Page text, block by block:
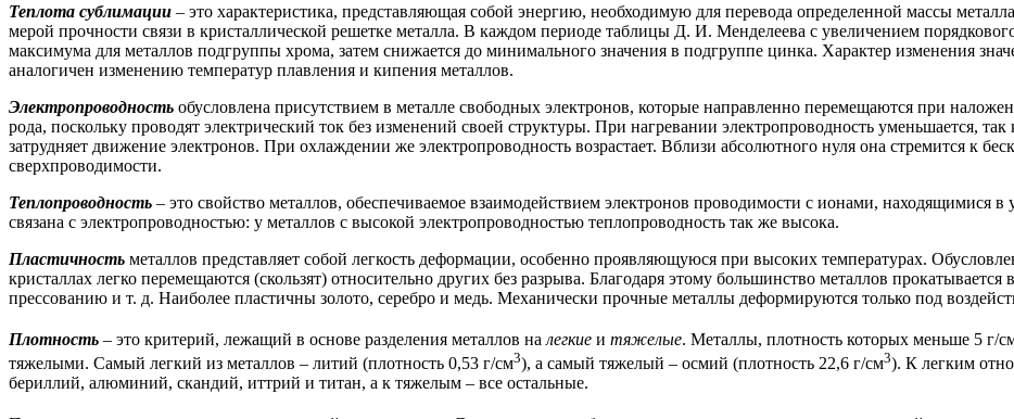
Теплота сублимации – это характеристика, представляющая собой энергию, необходимую для перевода определенной массы
мерой прочности связи в кристаллической решетке металла. В каждом периоде таблицы Д. И. Менделеева с увеличением
максимума для металлов подгруппы хрома, затем снижается до минимального значения в подгруппе цинка. Характер изменения
аналогичен изменению температур плавления и кипения металлов.
Электропроводность обусловлена присутствием в металле свободных электронов, которые направленно перемещаются при
рода, поскольку проводят электрический ток без изменений своей структуры. При нагревании электропроводность уменьшается,
затрудняет движение электронов. При охлаждении же электропроводность возрастает. Вблизи абсолютного нуля она стремится к
сверхпроводимости.
Теплопроводность – это свойство металлов, обеспечиваемое взаимодействием электронов проводимости с ионами, находящимися в
связана с электропроводностью: у металлов с высокой электропроводностью теплопроводность так же высока.
Пластичность металлов представляет собой легкость деформации, особенно проявляющуюся при высоких температурах.
кристаллах легко перемещаются (скользят) относительно других без разрыва. Благодаря этому большинство металлов прокатывается
прессованию и т. д. Наиболее пластичны золото, серебро и медь. Механически прочные металлы деформируются только под
Плотность – это критерий, лежащий в основе разделения металлов на легкие и тяжелые. Металлы, плотность которых меньше 5 г/
тяжелыми. Самый легкий из металлов – литий (плотность 0,53 г/см3), а самый тяжелый – осмий (плотность 22,6 г/см3). К легким
бериллий, алюминий, скандий, иттрий и титан, а к тяжелым – все остальные.